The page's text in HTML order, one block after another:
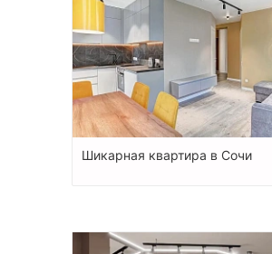
Шикарная квартира в Сочи